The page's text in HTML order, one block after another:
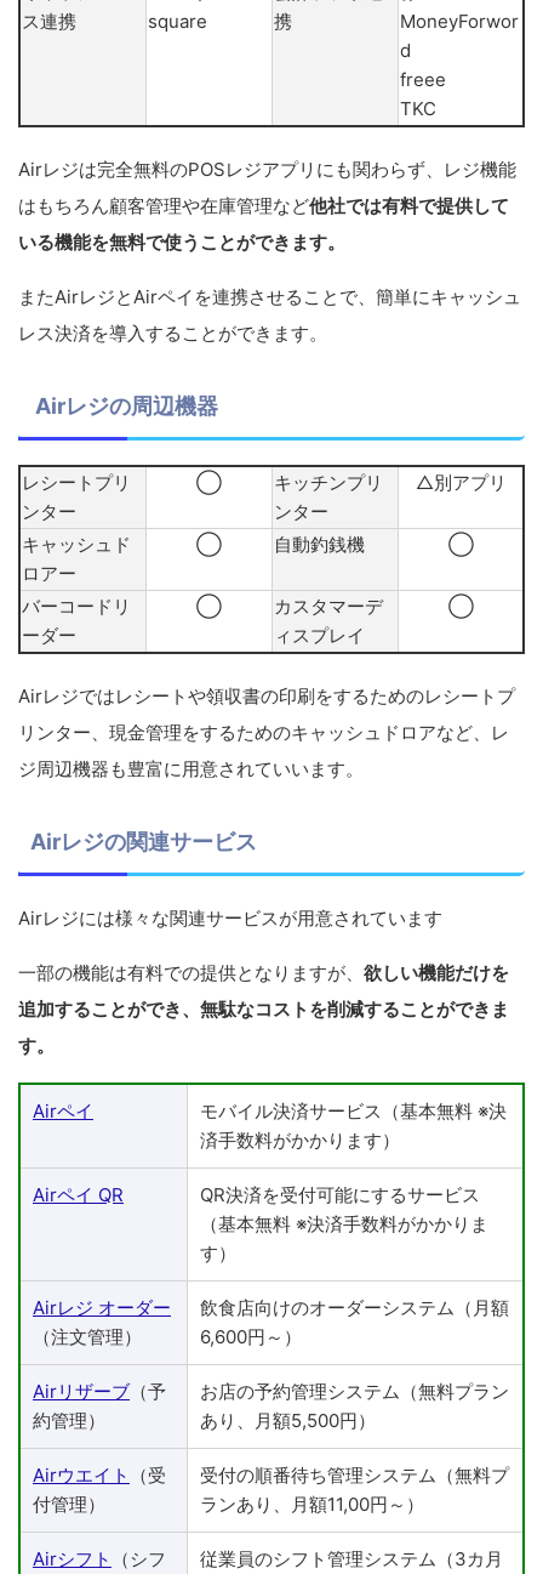
ス連携
square
携
MoneyForwor
d
freee
TKC
Airレジは完全無料のPOSレジアプリにも関わらず、レジ機能
はもちろん顧客管理や在庫管理など他社では有料で提供して
いる機能を無料で使うことができます。
またAirレジとAirペイを連携させることで、簡単にキャッシュ
レス決済を導入することができます。
Airレジの周辺機器
レシートプリ
ンター
◯
キッチンプリ
ンター
△別アプリ
キャッシュド
ロアー
◯ 自動釣銭機 ◯
バーコードリ
ーダー
◯
カスタマーデ
ィスプレイ
◯
Airレジではレシートや領収書の印刷をするためのレシートプ
リンター、現金管理をするためのキャッシュドロアなど、レ
ジ周辺機器も豊富に用意されていいます。
Airレジの関連サービス
Airレジには様々な関連サービスが用意されています
一部の機能は有料での提供となりますが、 欲しい機能だけを
追加することができ、無駄なコストを削減することができま
す。
Airペイ
モバイル決済サービス（基本無料 ※決
済手数料がかかります）
Airペイ QR
QR決済を受付可能にするサービス
（基本無料 ※決済手数料がかかりま
す）
Airレジ オーダー
（注文管理）
飲食店向けのオーダーシステム（月額
6,600円～）
Airリザーブ （予
約管理）
お店の予約管理システム（無料プラン
あり、月額5,500円）
Airウエイト
（受
付管理）
受付の順番待ち管理システム（無料プ
ランあり、月額11,00円～）
Airシフト
（シフ
従業員のシフト管理システム（3カ月